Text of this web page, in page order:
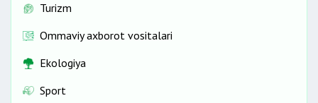
Turizm
Ommaviy axborot vositalari
Ekologiya
Sport